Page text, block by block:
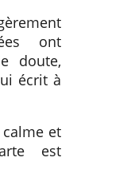
ont
doute,
écrit à
et
est